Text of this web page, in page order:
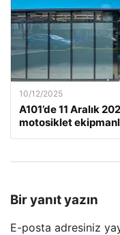
10/12/2025
A101’de 11 Aralık
motosiklet
Bir yanıt yazın
E-posta adresiniz